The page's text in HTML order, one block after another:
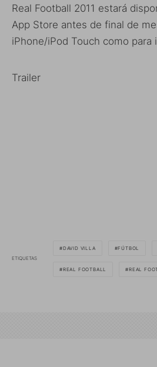
Real Football 2011 estará
App Store antes de final de
iPhone/iPod Touch como para
Trailer
ETIQUETAS
DAVID VILLA FÚTBOL
REAL FOOTBALL REAL